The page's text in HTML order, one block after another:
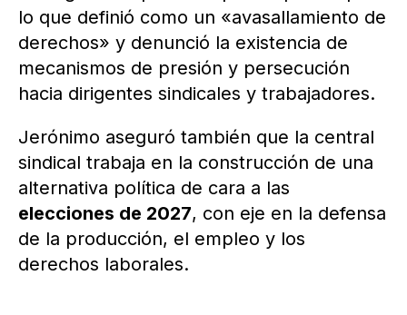
lo que definió como un «avasallamiento de
derechos» y denunció la existencia de
mecanismos de presión y persecución
hacia dirigentes sindicales y trabajadores.
Jerónimo aseguró también que la central
sindical trabaja en la construcción de una
alternativa política de cara a las
elecciones de 2027, con eje en la defensa
de la producción, el empleo y los
derechos laborales.